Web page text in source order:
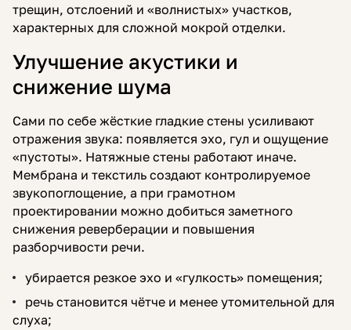
трещин, отслоений и «волнистых» участков,
характерных для сложной мокрой отделки.
Улучшение акустики и
снижение шума
Сами по себе жёсткие гладкие стены усиливают
отражения звука: появляется эхо, гул и ощущение
«пустоты». Натяжные стены работают иначе.
Мембрана и текстиль создают контролируемое
звукопоглощение, а при грамотном
проектировании можно добиться заметного
снижения реверберации и повышения
разборчивости речи.
убирается резкое эхо и «гулкость» помещения;
речь становится чётче и менее утомительной для
слуха;